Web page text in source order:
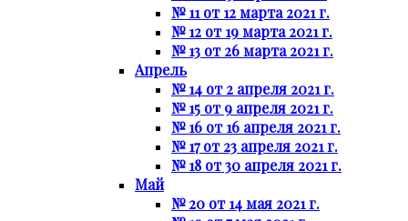
№ 11 от 12 марта 2021 г.
№ 12 от 19 марта 2021 г.
№ 13 от 26 марта 2021 г.
Апрель
№ 14 от 2 апреля 2021 г.
№ 15 от 9 апреля 2021 г.
№ 16 от 16 апреля 2021 г.
№ 17 от 23 апреля 2021 г.
№ 18 от 30 апреля 2021 г.
Май
№ 20 от 14 мая 2021 г.